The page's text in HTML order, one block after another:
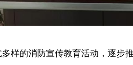
样的消防宣传教育活动，逐步